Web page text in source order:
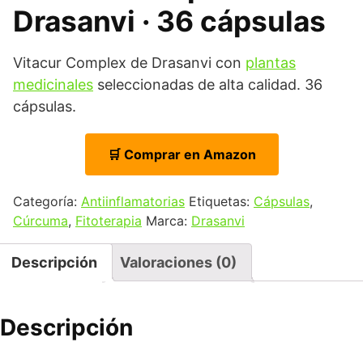
Drasanvi · 36 cápsulas
Vitacur Complex de Drasanvi con plantas
medicinales seleccionadas de alta calidad. 36
cápsulas.
🛒 Comprar en Amazon
Categoría: Antiinflamatorias Etiquetas: Cápsulas,
Cúrcuma, Fitoterapia Marca: Drasanvi
Descripción Valoraciones (0)
Descripción